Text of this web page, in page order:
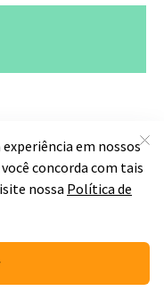
jumping está
em um
elástico
de 10 m.
da constante